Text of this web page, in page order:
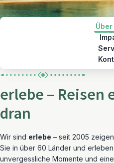
erlebe – Reisen
dran
Wir sind erlebe – seit 2005
Sie in über 60 Länder und
unvergessliche Momente und